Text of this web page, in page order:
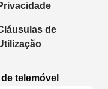
de
telemóvel